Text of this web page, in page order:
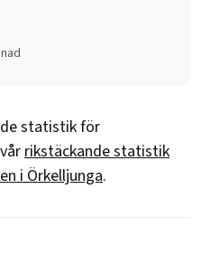
statistik för
rikstäckande statistik
i Örkelljunga.